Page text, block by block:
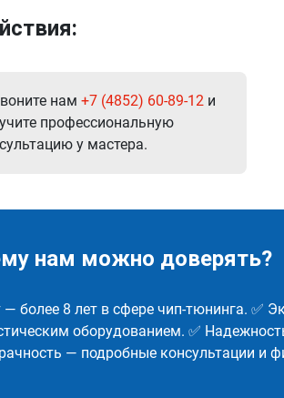
нам +7 (4852) 60-89-12 и
профессиональную
у мастера.
нам можно доверять?
более 8 лет в сфере чип-тюнинга. ✅
оборудованием. ✅
— подробные консультации и